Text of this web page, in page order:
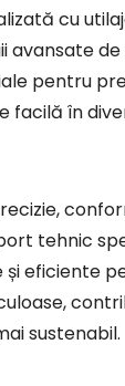
avansate de
pentru
facilă în
tehnic
și eficiente
sustenabil.